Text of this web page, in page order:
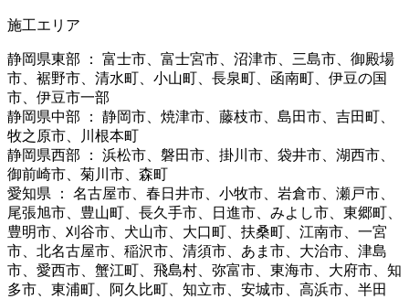
施工エリア
静岡県東部 ： 富士市、富士宮市、沼津市、三島市、御殿場
市、裾野市、清水町、小山町、長泉町、函南町、伊豆の国
市、伊豆市一部
静岡県中部 ： 静岡市、焼津市、藤枝市、島田市、吉田町、
牧之原市、川根本町
静岡県西部 ： 浜松市、磐田市、掛川市、袋井市、湖西市、
御前崎市、菊川市、森町
愛知県 ： 名古屋市、春日井市、小牧市、岩倉市、瀬戸市、
尾張旭市、豊山町、長久手市、日進市、みよし市、東郷町、
豊明市、刈谷市、犬山市、大口町、扶桑町、江南市、一宮
市、北名古屋市、稲沢市、清須市、あま市、大治市、津島
市、愛西市、蟹江町、飛島村、弥富市、東海市、大府市、知
多市、東浦町、阿久比町、知立市、安城市、高浜市、半田